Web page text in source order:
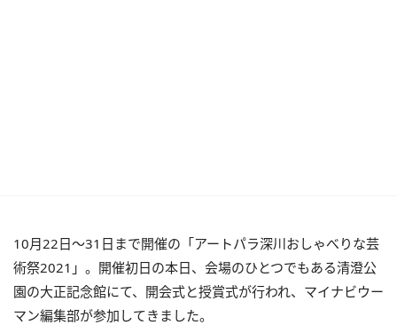
10月22日〜31日まで開催の「アートパラ深川おしゃべりな芸
術祭2021」。開催初日の本日、会場のひとつでもある清澄公
園の大正記念館にて、開会式と授賞式が行われ、マイナビウー
マン編集部が参加してきました。